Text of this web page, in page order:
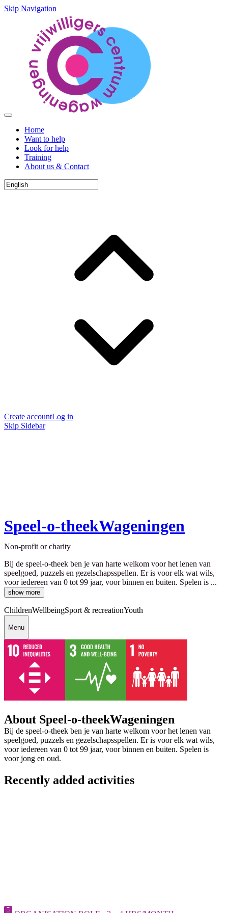
Skip Navigation
Home
Want to help
Look for help
Training
About us & Contact
Create accountLog in
Skip Sidebar
Speel-o-theekWageningen
Non-profit or charity
Bij de speel-o-theek ben je van harte welkom voor het lenen van
speelgoed, puzzels en gezelschapsspellen. Er is voor elk wat wils,
voor iedereen van 0 tot 99 jaar, voor binnen en buiten. Spelen is ...
show more
ChildrenWellbeingSport & recreationYouth
Menu
About Speel-o-theekWageningen
Bij de speel-o-theek ben je van harte welkom voor het lenen van
speelgoed, puzzels en gezelschapsspellen. Er is voor elk wat wils,
voor iedereen van 0 tot 99 jaar, voor binnen en buiten. Spelen is
voor jong en oud.
Recently added activities